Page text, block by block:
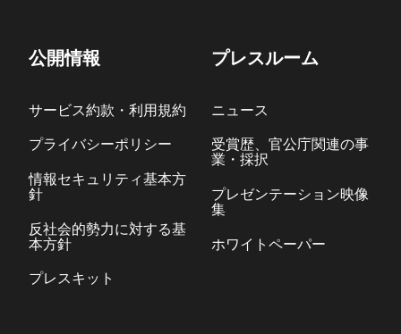
公開情報
サービス約款・利用規約
プライバシーポリシー
情報セキュリティ基本方
針
反社会的勢力に対する基
本方針
プレスキット
プレスルーム
ニュース
受賞歴、官公庁関連の事
業・採択
プレゼンテーション映像
集
ホワイトペーパー